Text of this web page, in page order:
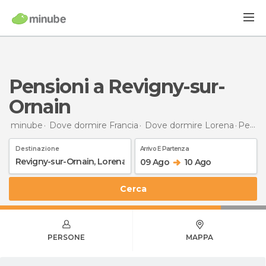
Pensioni a Revigny-sur-
Ornain
minube Dove dormire Francia Dove dormire Lorena Pensioni
Destinazione Arrivo E Partenza
09 Ago 10 Ago
Cerca
PERSONE MAPPA